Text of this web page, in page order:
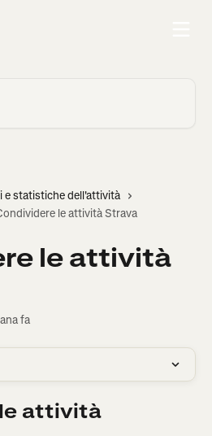
e statistiche dell'attività
le attività Strava
le attività
fa
attività